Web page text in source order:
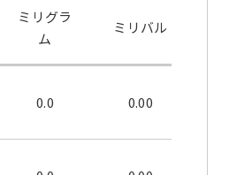
ミリグラ
ム
ミリバル
0.0 0.00